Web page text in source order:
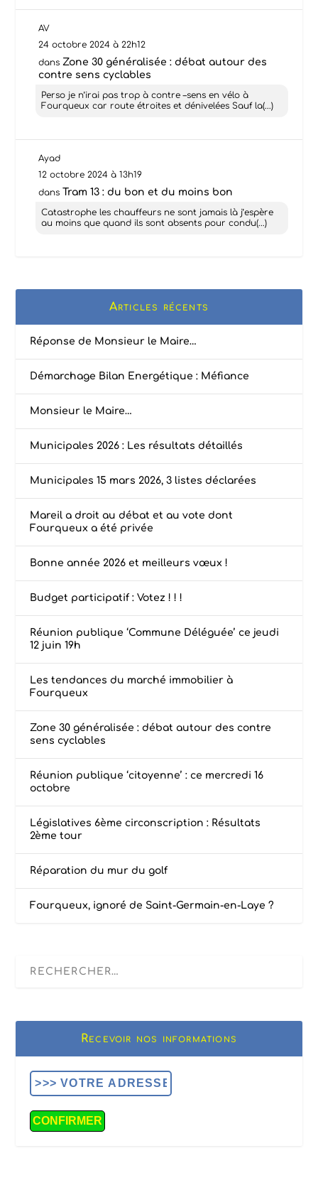
AV
24 octobre 2024 à 22h12
dans Zone 30 généralisée : débat autour des
contre sens cyclables
Perso je n’irai pas trop à contre –sens en vélo à
Fourqueux car route étroites et dénivelées Sauf la(...)
Ayad
12 octobre 2024 à 13h19
dansTram 13 : du bon et du moins bon
Catastrophe les chauffeurs ne sont jamais là j’espère
au moins que quand ils sont absents pour condu(...)
Articles récents
Réponse de Monsieur le Maire…
Démarchage Bilan Energétique : Méfiance
Monsieur le Maire…
Municipales 2026 : Les résultats détaillés
Municipales 15 mars 2026, 3 listes déclarées
Mareil a droit au débat et au vote dont
Fourqueux a été privée
Bonne année 2026 et meilleurs vœux !
Budget participatif : Votez ! ! !
Réunion publique ‘Commune Déléguée’ ce jeudi
12 juin 19h
Les tendances du marché immobilier à
Fourqueux
Zone 30 généralisée : débat autour des contre
sens cyclables
Réunion publique ‘citoyenne’ : ce mercredi 16
octobre
Législatives 6ème circonscription : Résultats
2ème tour
Réparation du mur du golf
Fourqueux, ignoré de Saint-Germain-en-Laye ?
Recevoir nos informations